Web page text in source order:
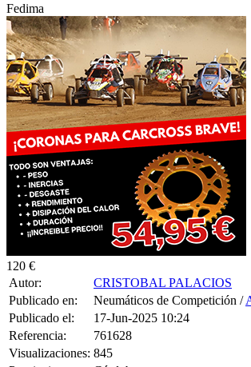
Fedima
120 €
Autor:
CRISTOBAL PALACIOS
Publicado en:
Neumáticos de Competición /
Publicado el:
17-Jun-2025 10:24
Referencia:
761628
Visualizaciones: 845